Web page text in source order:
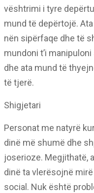
vështrimi i tyre
mund të depërtojë.
nën sipërfaqe dhe të
mundoni t’i
dhe ata mund të
të tjerë.
Shigjetari
Personat me natyrë
dinë më shumë dhe
joserioze. Megjithatë,
dinë ta vlerësojnë
social. Nuk është